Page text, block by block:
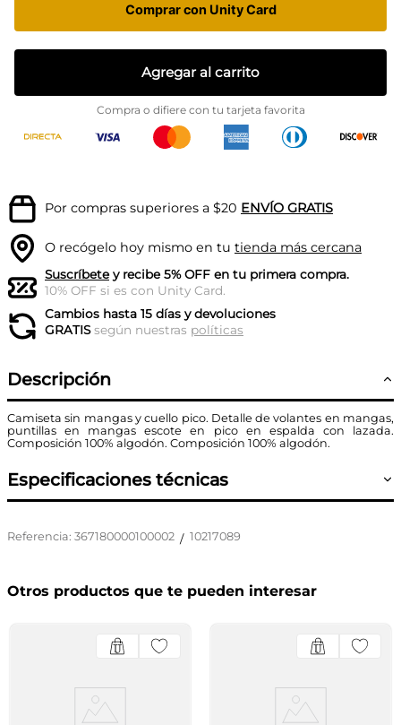
Comprar con Unity Card
Agregar al carrito
Compra o difiere con tu tarjeta favorita
Por compras superiores a $20 ENVÍO GRATIS
O recógelo hoy mismo en tu tienda más cercana
Suscríbetey recibe 5% OFF en tu primera compra.
10% OFF si es con Unity Card.
Cambios hasta 15 días y devoluciones
GRATISsegún nuestras políticas
Descripción
Camiseta sin mangas y cuello pico. Detalle de volantes en mangas,
puntillas en mangas escote en pico en espalda con lazada.
Composición 100% algodón. Composición 100% algodón.
Especificaciones técnicas
Referencia: 367180000100002 / 10217089
Otros productos que te pueden interesar